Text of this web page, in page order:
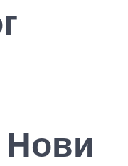
Нови